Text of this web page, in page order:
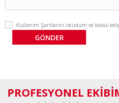
Kullanım Şartlarını okudum ve kabul
PROFESYONEL